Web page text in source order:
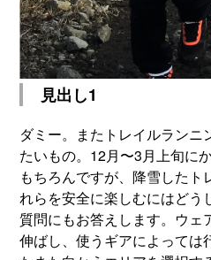
見出し1
ダミー。またトレイルランニ
たいもの。12月〜3月上旬に
もちろんですが、降雪した
れらを安全に楽しむにはどう
質問にもお答えします。ウェ
伸ばし、使うギアによっては